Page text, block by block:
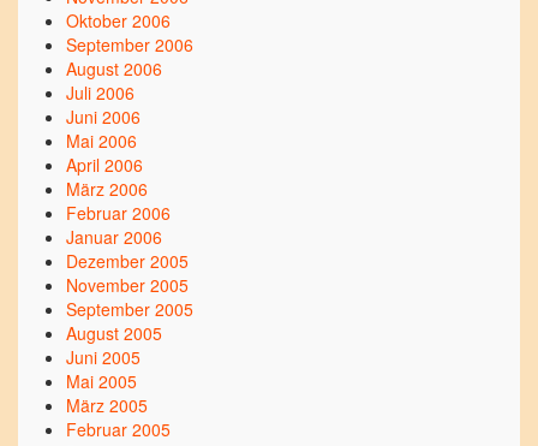
Oktober 2006
September 2006
August 2006
Juli 2006
Juni 2006
Mai 2006
April 2006
März 2006
Februar 2006
Januar 2006
Dezember 2005
November 2005
September 2005
August 2005
Juni 2005
Mai 2005
März 2005
Februar 2005